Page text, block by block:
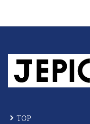
TOP